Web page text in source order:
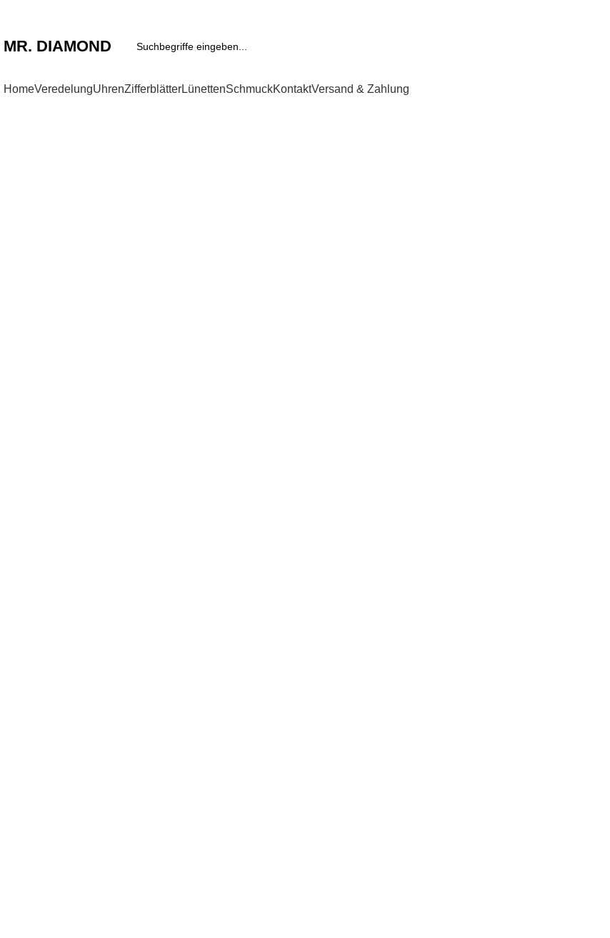
MR. DIAMOND
HomeVeredelungUhrenZifferblätterLünettenSchmuckKontaktVersand & Zahlung